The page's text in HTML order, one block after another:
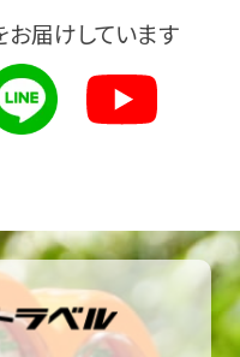
届けしています